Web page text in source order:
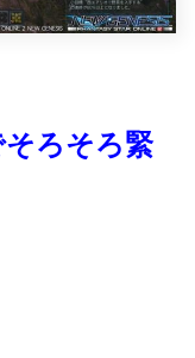
ろそろ緊